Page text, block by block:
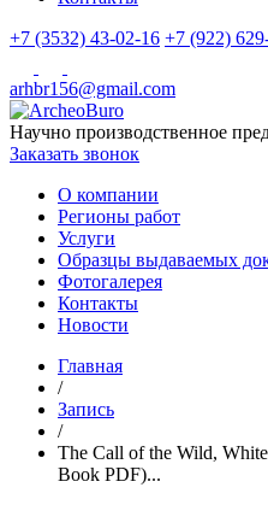
+7 (3532) 43-02-16 +7 (922)
arhbr156@gmail.com
Научно производственное
Заказать звонок
О компании
Регионы работ
Услуги
Образцы выдаваемых
Фотогалерея
Контакты
Новости
Главная
/
Запись
/
The Call of the Wild,
Book PDF)...